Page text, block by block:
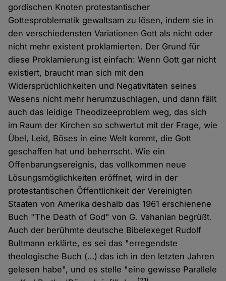
gordischen Knoten protestantischer
Gottesproblematik gewaltsam zu lösen, indem sie in
den verschiedensten Variationen Gott als nicht oder
nicht mehr existent proklamierten. Der Grund für
diese Proklamierung ist einfach: Wenn Gott gar nicht
existiert, braucht man sich mit den
Widersprüchlichkeiten und Negativitäten seines
Wesens nicht mehr herumzuschlagen, und dann fällt
auch das leidige Theodizeeproblem weg, das sich
im Raum der Kirchen so schwertut mit der Frage, wie
Übel, Leid, Böses in eine Welt kommt, die Gott
geschaffen hat und beherrscht. Wie ein
Offenbarungsereignis, das vollkommen neue
Lösungsmöglichkeiten eröffnet, wird in der
protestantischen Öffentlichkeit der Vereinigten
Staaten von Amerika deshalb das 1961 erschienene
Buch "The Death of God" von G. Vahanian begrüßt.
Auch der berühmte deutsche Bibelexeget Rudolf
Bultmann erklärte, es sei das "erregendste
theologische Buch (…) das ich in den letzten Jahren
gelesen habe", und es stelle "eine gewisse Parallele